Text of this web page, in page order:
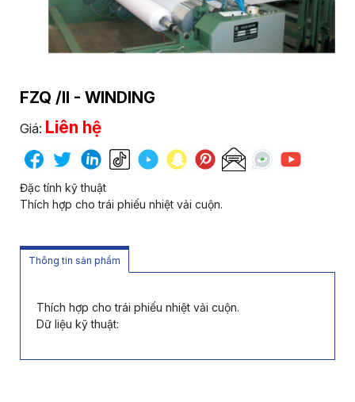
FZQ /II - WINDING
Giá: Liên hệ
Đặc tính kỹ thuật
Thích hợp cho trái phiếu nhiệt vải cuộn.
Thông tin sản phẩm
Thích hợp cho trái phiếu nhiệt vải cuộn.
Dữ liệu kỹ thuật: